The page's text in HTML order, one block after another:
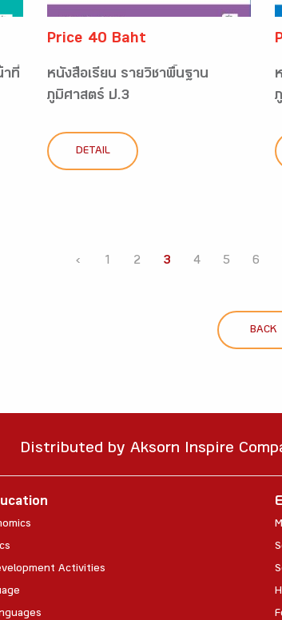
าที่
Price 40 Baht
หนังสือเรียน รายวิชาพื้นฐาน
ภูมิศาสตร์ ป.3
DETAIL
‹ 1 2 3 4 5 6
BACK
Distributed by Aksorn Inspire
Activities